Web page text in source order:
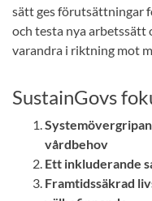
sätt ges förutsättningar
och testa nya arbetssätt
varandra i riktning mot
SustainGovs
vårdbehov
Ett inkluderande
Framtidssäkrad